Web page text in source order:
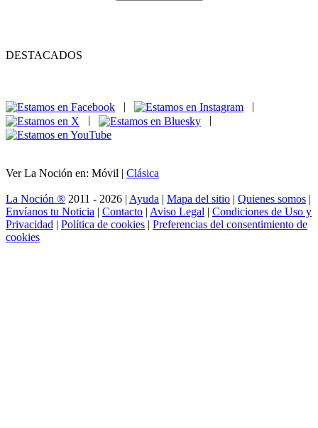
DESTACADOS
|
|
|
|
Ver La Noción en: Móvil | Clásica
La Noción ® 2011 - 2026 | Ayuda | Mapa del sitio | Quienes somos |
Envíanos tu Noticia | Contacto | Aviso Legal | Condiciones de Uso y
Privacidad | Política de cookies | Preferencias del consentimiento de
cookies